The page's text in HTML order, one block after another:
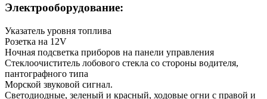
Электрооборудование:
Указатель уровня топлива
Розетка на 12V
Ночная подсветка приборов на панели управления
Стеклоочиститель лобового стекла со стороны водителя,
пантографного типа
Морской звуковой сигнал.
Светодиодные, зеленый и красный, ходовые огни с правой и